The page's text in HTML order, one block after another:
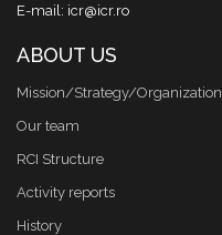
E-mail: icr@icr.ro
ABOUT US
Mission/Strategy/Organization
Our team
RCI Structure
Activity reports
History